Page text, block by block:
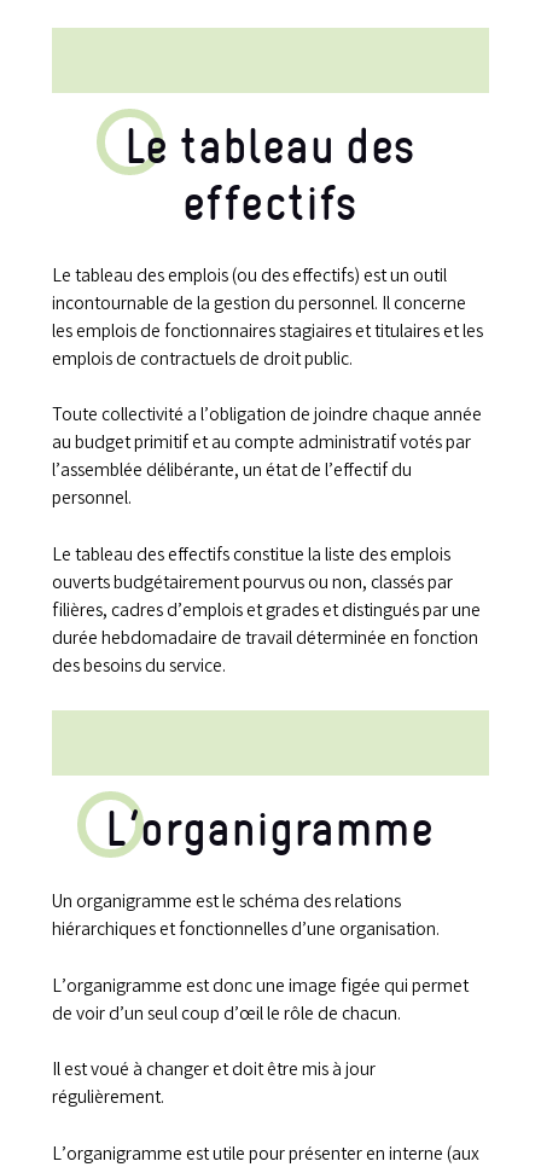
Le tableau des
effectifs
Le tableau des emplois (ou des effectifs) est un outil
incontournable de la gestion du personnel. Il concerne
les emplois de fonctionnaires stagiaires et titulaires et les
emplois de contractuels de droit public.
Toute collectivité a l’obligation de joindre chaque année
au budget primitif et au compte administratif votés par
l’assemblée délibérante, un état de l’effectif du
personnel.
Le tableau des effectifs constitue la liste des emplois
ouverts budgétairement pourvus ou non, classés par
filières, cadres d’emplois et grades et distingués par une
durée hebdomadaire de travail déterminée en fonction
des besoins du service.
L’organigramme
Un organigramme est le schéma des relations
hiérarchiques et fonctionnelles d’une organisation.
L’organigramme est donc une image figée qui permet
de voir d’un seul coup d’œil le rôle de chacun.
Il est voué à changer et doit être mis à jour
régulièrement.
L’organigramme est utile pour présenter en interne (aux